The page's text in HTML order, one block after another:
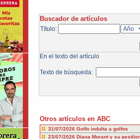
Buscador de artículos
Título:
En el texto del artículo
Texto de búsqueda:
Otros artículos en ABC
31/07/2026 Golfo indulta a golfos
23/07/2026 Diana Morant y su